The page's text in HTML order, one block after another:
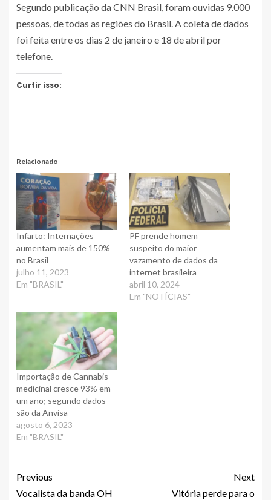
Segundo publicação da CNN Brasil, foram ouvidas 9.000
pessoas, de todas as regiões do Brasil. A coleta de dados
foi feita entre os dias 2 de janeiro e 18 de abril por
telefone.
Curtir isso:
Relacionado
Infarto: Internações
aumentam mais de 150%
no Brasil
julho 11, 2023
Em "BRASIL"
PF prende homem
suspeito do maior
vazamento de dados da
internet brasileira
abril 10, 2024
Em "NOTÍCIAS"
Importação de Cannabis
medicinal cresce 93% em
um ano; segundo dados
são da Anvisa
agosto 6, 2023
Em "BRASIL"
Previous
Vocalista da banda OH
Next
Vitória perde para o